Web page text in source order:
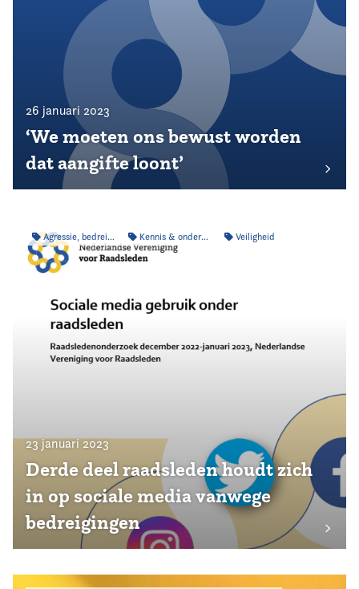
26 januari 2023
‘We moeten ons bewust worden
dat aangifte loont’
Agressie, bedreiging & intimidatie Kennis & onderzoek Veiligheid
23 januari 2023
Derde deel raadsleden houdt zich
in op sociale media vanwege
bedreigingen